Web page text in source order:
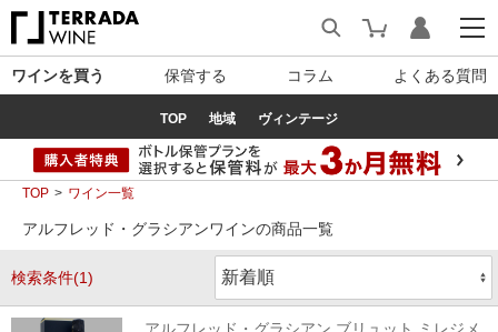
ワインを買う 保管する コラム よくある質問
TOP 地域 ヴィンテージ
TOP ワイン一覧
アルフレッド・グラシアンワインの商品一覧
検索条件(1)